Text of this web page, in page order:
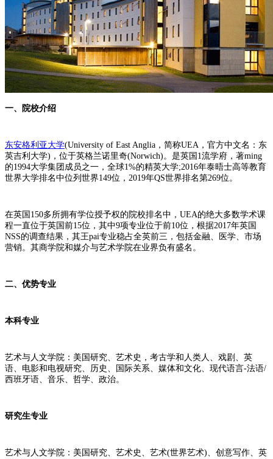
一、院校介绍
东安格利亚大学(University of East Anglia，简称UEA，官方中文名：东
英吉利大学)，位于英格兰诺里奇(Norwich)。是英国1流学府，著ming
的1994大学集团成员之一，全球1%的精英大学;2016年泰晤士高等教育
世界大学排名中位列世界149位，2019年QS世界排名第269位。
在英国150多所拥有学位授予权的院校排名中，UEA的绝大多数学术课
程一直位于英国前15位，其中9项专业位于前10位，根据2017年英国
NSS的调查结果，其王pai专业稳占全英前三，包括金融、医学、市场
营销。其商学院和媒介与艺术学院在业界负有盛名。
二、优势专业
本科专业
艺术与人文学院：美国研究、艺术史，考古学和人类人、戏剧、英
语、电影和电视研究、历史、国际关系、媒体和文化、现代语言-法语/
西班牙语、音乐、哲学、政治。
研究生专业
艺术与人文学院：美国研究、艺术史、艺术(世界艺术)、创意写作、英